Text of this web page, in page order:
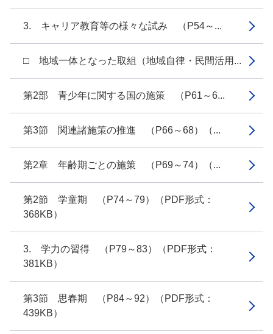
3. キャリア教育等の様々な試み （P54～...
□ 地域一体となった取組（地域自律・民間活用...
第2部 青少年に関する国の施策 （P61～6...
第3節 関連諸施策の推進 （P66～68）（...
第2章 年齢期ごとの施策 （P69～74）（...
第2節 学童期 （P74～79）（PDF形式：
368KB）
3. 学力の習得 （P79～83）（PDF形式：
381KB）
第3節 思春期 （P84～92）（PDF形式：
439KB）